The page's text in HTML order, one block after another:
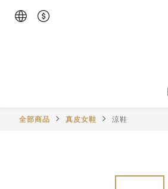
全部商品 真皮女鞋 涼鞋